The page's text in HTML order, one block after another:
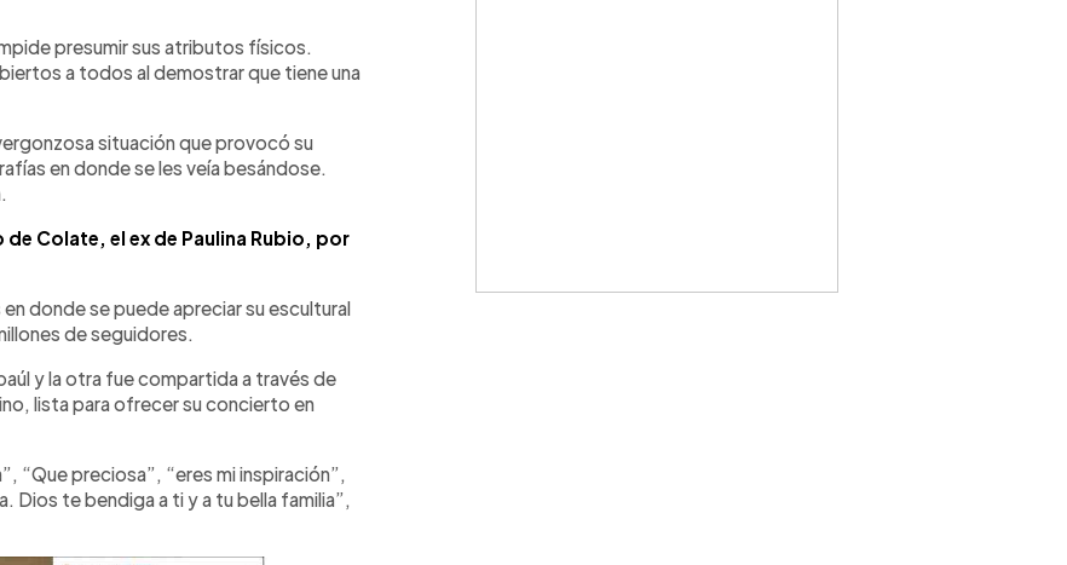
presumir sus atributos físicos.
a todos al demostrar que tiene una
situación que provocó su
en donde se les veía besándose.
Colate, el ex de Paulina Rubio, por
donde se puede apreciar su escultural
de seguidores.
y la otra fue compartida a través de
lista para ofrecer su concierto en
“Que preciosa”, “eres mi inspiración”,
Dios te bendiga a ti y a tu bella familia”,